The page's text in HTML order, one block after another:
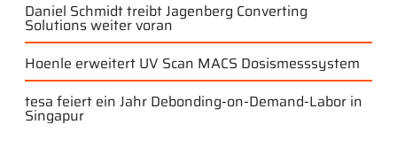
Daniel Schmidt treibt Jagenberg Converting
Solutions weiter voran
Hoenle erweitert UV Scan MACS Dosismesssystem
tesa feiert ein Jahr Debonding-on-Demand-Labor in
Singapur